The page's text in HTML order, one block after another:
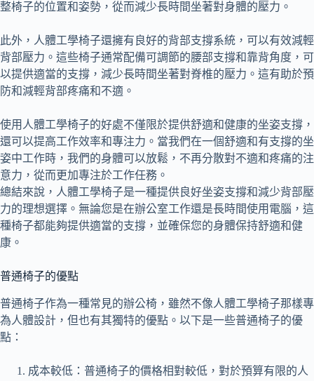
整椅子的位置和姿勢，從而減少長時間坐著對身體的壓力。
此外，人體工學椅子還擁有良好的背部支撐系統，可以有效減輕
背部壓力。這些椅子通常配備可調節的腰部支撐和靠背角度，可
以提供適當的支撐，減少長時間坐著對脊椎的壓力。這有助於預
防和減輕背部疼痛和不適。
使用人體工學椅子的好處不僅限於提供舒適和健康的坐姿支撐，
還可以提高工作效率和專注力。當我們在一個舒適和有支撐的坐
姿中工作時，我們的身體可以放鬆，不再分散對不適和疼痛的注
意力，從而更加專注於工作任務。
總結來說，人體工學椅子是一種提供良好坐姿支撐和減少背部壓
力的理想選擇。無論您是在辦公室工作還是長時間使用電腦，這
種椅子都能夠提供適當的支撐，並確保您的身體保持舒適和健
康。
普通椅子的優點
普通椅子作為一種常見的辦公椅，雖然不像人體工學椅子那樣專
為人體設計，但也有其獨特的優點。以下是一些普通椅子的優
點：
成本較低：普通椅子的價格相對較低，對於預算有限的人